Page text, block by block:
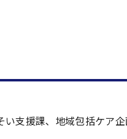
支援課、地域包括ケア